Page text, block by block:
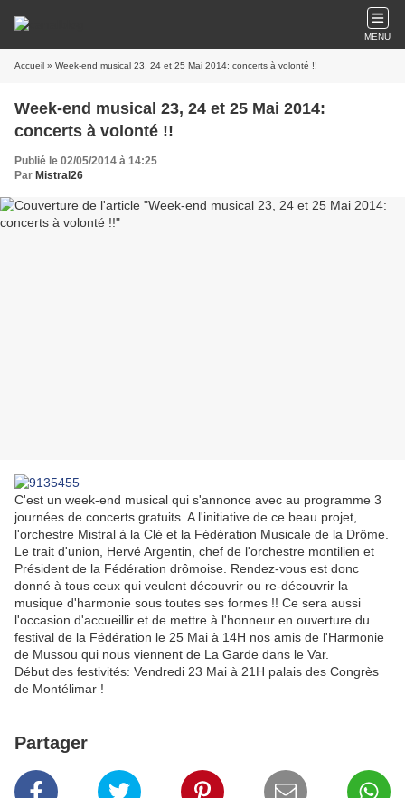
MENU
Accueil » Week-end musical 23, 24 et 25 Mai 2014: concerts à volonté !!
Week-end musical 23, 24 et 25 Mai 2014:
concerts à volonté !!
Publié le 02/05/2014 à 14:25
Par Mistral26
C'est un week-end musical qui s'annonce avec au programme 3
journées de concerts gratuits. A l'initiative de ce beau projet,
l'orchestre Mistral à la Clé et la Fédération Musicale de la Drôme.
Le trait d'union, Hervé Argentin, chef de l'orchestre montilien et
Président de la Fédération drômoise. Rendez-vous est donc
donné à tous ceux qui veulent découvrir ou re-découvrir la
musique d'harmonie sous toutes ses formes !! Ce sera aussi
l'occasion d'accueillir et de mettre à l'honneur en ouverture du
festival de la Fédération le 25 Mai à 14H nos amis de l'Harmonie
de Mussou qui nous viennent de La Garde dans le Var.
Début des festivités: Vendredi 23 Mai à 21H palais des Congrès
de Montélimar !
Partager